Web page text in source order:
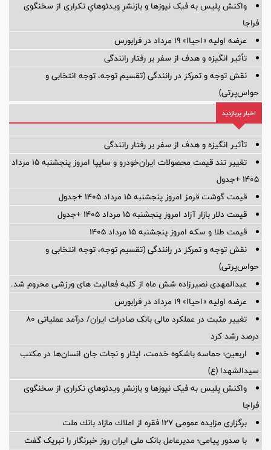
واکنش پلیس به فیک نیوزها و بازنشرِ ویدئوهایِ تکراری از سخنگوی
فراجا
عرضه اولیه «احیا۱» ۱۹ مرداد در فرابورس
تأثیر انگیزه و هدف از سفر بر رفتار رانندگی
نقش توجه و تمرکز در رانندگی (تقسیم توجه، توجه انتخابی و
حواس‌پرتی)
اخبار پربازدید
تأثیر انگیزه و هدف از سفر بر رفتار رانندگی
تغییر تند قیمت محصولات ایران‌خودرو و سایپا امروز پنجشنبه ۱۵ مرداد
۱۴۰۵ +جدول
قیمت گوشت قرمز امروز پنجشنبه ۱۵ مرداد ۱۴۰۵ +جدول
قیمت دلار بازار آزاد امروز پنجشنبه ۱۵ مرداد ۱۴۰۵ +جدول
قیمت طلا و سکه امروز پنجشنبه ۱۵ مرداد ۱۴۰۵
نقش توجه و تمرکز در رانندگی (تقسیم توجه، توجه انتخابی و
حواس‌پرتی)
عبدالمهدی نصیرزاده شش ماه از کلیه فعالیت های ورزشی محروم شد.
عرضه اولیه «احیا۱» ۱۹ مرداد در فرابورس
تغییر مثبت در عملکرد مالی بانک صادرات ایران/ درآمد عملیاتی 80
درصد رشد کرد
اربعین؛ حماسه باشکوه خدمت، ایثار و نجات جان انسان‌ها در مکتب
سیدالشهدا (ع)
واکنش پلیس به فیک نیوزها و بازنشرِ ویدئوهایِ تکراری از سخنگوی
فراجا
برگزاری مزایده عمومی 127 فقره از املاك مازاد بانك ملت
با صدور پیامی؛ مدیرعامل بانک ملی ایران روز خبرنگار را تبریک گفت